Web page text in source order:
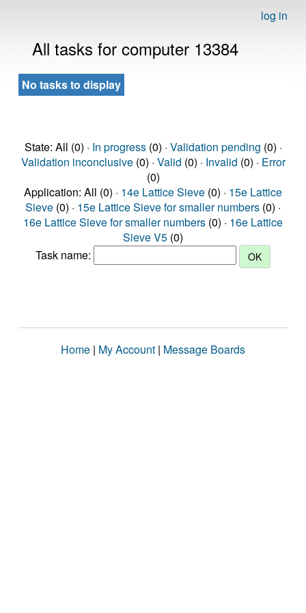
log in
All tasks for computer 13384
No tasks to display
State: All (0) · In progress(0) · Validation pending (0) ·
Validation inconclusive(0) · Valid (0) · Invalid (0) · Error
(0)
Application: All (0) · 14e Lattice Sieve (0) · 15e Lattice
Sieve (0) · 15e Lattice Sieve for smaller numbers (0) ·
16e Lattice Sieve for smaller numbers (0) · 16e Lattice
Sieve V5 (0)
Task name:
Home | My Account | Message Boards